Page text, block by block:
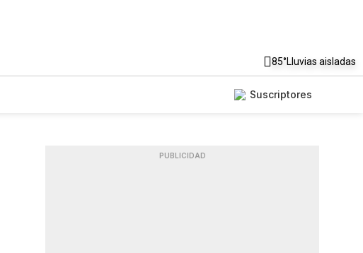
85°Lluvias aisladas
Suscriptores
PUBLICIDAD